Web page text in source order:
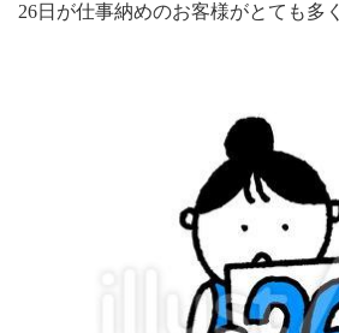
26日が仕事納めのお客様がとても多く